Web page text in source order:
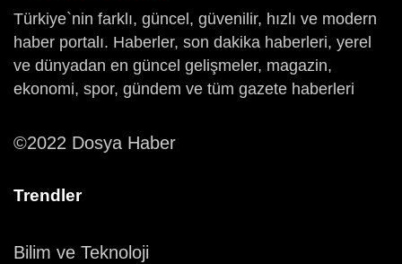
Türkiye`nin farklı, güncel, güvenilir, hızlı ve modern
haber portalı. Haberler, son dakika haberleri, yerel
ve dünyadan en güncel gelişmeler, magazin,
ekonomi, spor, gündem ve tüm gazete haberleri
©2022 Dosya Haber
Trendler
Bilim ve Teknoloji